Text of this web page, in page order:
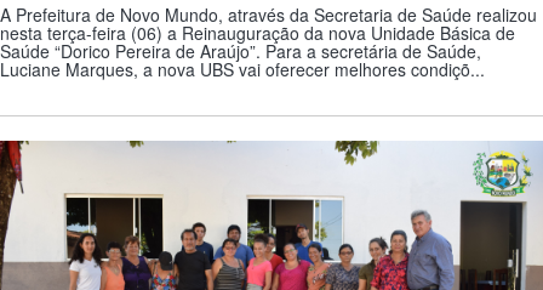
A Prefeitura de Novo Mundo, através da Secretaria de Saúde realizou
nesta terça-feira (06) a Reinauguração da nova Unidade Básica de
Saúde “Dorico Pereira de Araújo”. Para a secretária de Saúde,
Luciane Marques, a nova UBS vai oferecer melhores condiçõ...